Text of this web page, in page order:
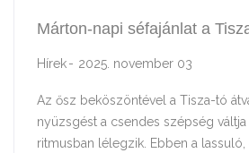
Márton-napi séfajánlat a
Hírek 2025. november 03
Az ősz beköszöntével a Tisza-tó
nyüzsgést a csendes szépség
ritmusban lélegzik. Ebben a